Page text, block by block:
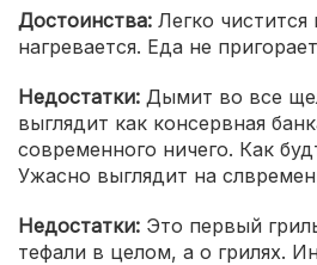
Достоинства: Легко
нагревается. Еда не
Недостатки: Дымит во все
выглядит как консервная
современного ничего. Как
Ужасно выглядит на
Недостатки: Это первый
тефали в целом, а о грилях.